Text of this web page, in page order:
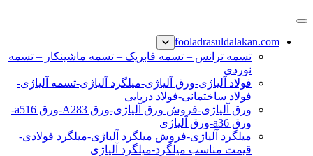
پرش
محتوا
نبشی فولادی-ناودانی فولادی-قیمت ورق-قیمت فولاد
fooladrasuldalakan.com
تسمه ترانس – تسمه فابریک – تسمه ماشینکار – تسمه
نوردی
فولاد آلیاژی-ورق آلیاژی-میلگرد آلیاژی-تسمه آلیاژی-
فولاد ساختمانی-فولاد دریایی
ورق آلیاژی-فروش ورق آلیاژی-ورق A283-ورق a516-
ورق a36-ورق آلیاژی
میلگرد آلیاژی-فروش میلگرد آلیاژی-میلگرد فولادی-
قیمت مناسب میلگرد-میلگرد آلیاژی